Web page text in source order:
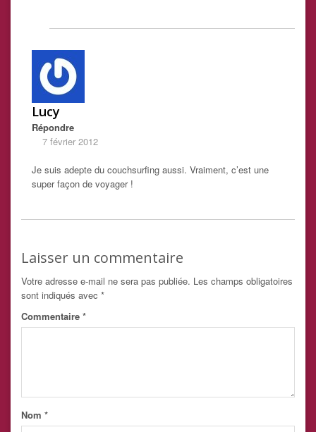
Lucy
Répondre
7 février 2012
Je suis adepte du couchsurfing aussi. Vraiment, c’est une
super façon de voyager !
Laisser un commentaire
Votre adresse e-mail ne sera pas publiée. Les champs obligatoires
sont indiqués avec *
Commentaire *
Nom *